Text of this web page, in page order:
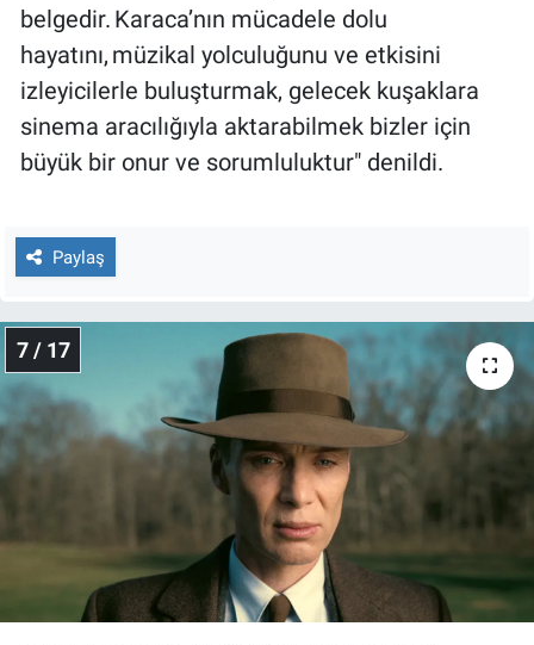
belgedir. Karaca’nın mücadele dolu
hayatını, müzikal yolculuğunu ve etkisini
izleyicilerle buluşturmak, gelecek kuşaklara
sinema aracılığıyla aktarabilmek bizler için
büyük bir onur ve sorumluluktur" denildi.
Paylaş
7 / 17